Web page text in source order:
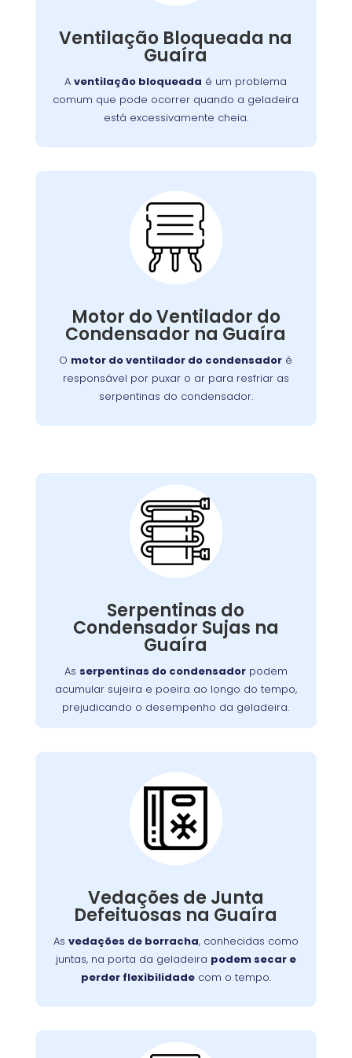
Ventilação Bloqueada na
Guaíra
Aventilação bloqueada é um problema
comum que pode ocorrer quando a geladeira
está excessivamente cheia.
como também pode
obstruir as ventilações
Embora uma simples limpeza
possa resolver a situação
, em casos mais
graves, pode ser necessário um
profissional
para limpar ou substituir as
ventilações.
Motor do Ventilador do
Condensador na Guaíra
O motor do ventilador do condensador é
responsável por puxar o ar para resfriar as
serpentinas do condensador.
Problemas com o
Motor do Ventilador do
Condensador:
superaquecer,
comprometendo a eficiência
do resfriamento da geladeira
. Nossa equipe
Serpentinas do
Condensador Sujas na
Guaíra
As serpentinas do condensadorpodem
acumular sujeira e poeira ao longo do tempo,
prejudicando o desempenho da geladeira.
Serpentinas do
Condensador Sujas:
limpeza regular
, mas se negligenciado, pode
exigir um serviço mais detalhado para
restaurar o funcionamento adequado do
Vedações de Junta
Defeituosas na Guaíra
As vedações de borracha, conhecidas como
juntas, na porta da geladeira podem secar e
perder flexibilidadecom o tempo.
Vedações de Junta
Defeituosa:
Se o seu aparelho apresenta problemas como
equipe está preparada para consertá-lo com
eficiência, garantindo sua funcionalidade no
dia a dia.